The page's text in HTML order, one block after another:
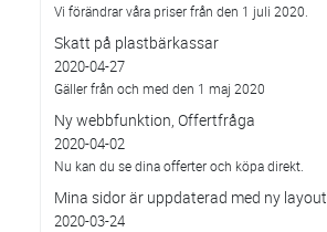
Vi förändrar våra priser från den 1 juli 2020.
Skatt på plastbärkassar
2020-04-27
Gäller från och med den 1 maj 2020
Ny webbfunktion, Offertfråga
2020-04-02
Nu kan du se dina offerter och köpa direkt.
Mina sidor är uppdaterad med ny layout.
2020-03-24